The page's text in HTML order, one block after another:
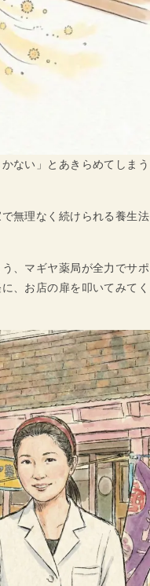
ない」とあきらめてしまう
無理なく続けられる養生法
、マギヤ薬局が全力でサポ
、お店の扉を叩いてみてく